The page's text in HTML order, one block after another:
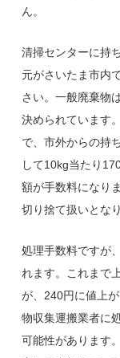
ん。
清掃センターに持
元がさいたま市内
さい。一般廃棄物
決められています
で、市外からの持
して10kg当たり
額が手数料になり
切り捨て扱いとな
処理手数料ですが
れます。これまで
が、240円に値上
物収集運搬業者に
可能性があります